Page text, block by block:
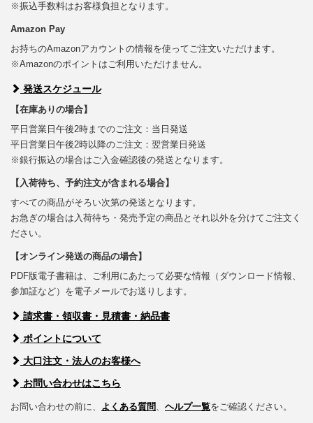
※振込手数料はお客様負担となります。
Amazon Pay
お持ちのAmazonアカウントの情報を使ってご注文いただけます。
※Amazonのポイントはご利用いただけません。
発送スケジュール
【在庫ありの場合】
平日営業日午後2時までのご注文：当日発送
平日営業日午後2時以降のご注文：翌営業日発送
※銀行振込の場合はご入金確認後の発送となります。
【入荷待ち、予約注文が含まれる場合】
すべての商品がそろい次第の発送となります。
お急ぎの場合は入荷待ち・発売予定の商品とそれ以外を分けてご注文く
ださい。
【オンライン発送の商品の場合】
PDF版電子書籍は、ご利用にあたって必要な情報（ダウンロード情報、
参加証など）を電子メールでお送りします。
請求書・領収書・見積書・納品書
ポイントについて
大口注文・法人のお客様へ
お問い合わせはこちら
お問い合わせの前に、 よくある質問、 ヘルプ一覧をご確認ください。